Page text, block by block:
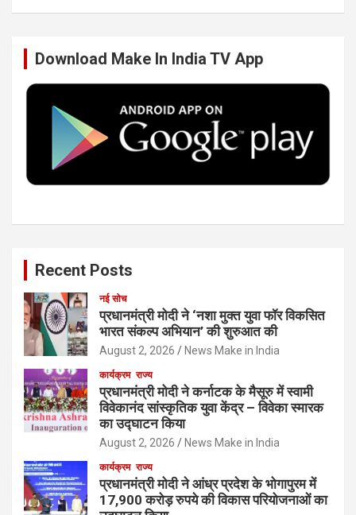
o
k
I
n
e
Download Make In India TV App
Recent Posts
नई सोच
प्रधानमंत्री मोदी ने ‘नशा मुक्त युवा फॉर विकसित
भारत संकल्प अभियान’ की शुरुआत की
August 2, 2026 News Make in India
कार्यक्रम राज्य
प्रधानमंत्री मोदी ने कर्नाटक के मैसूरु में स्वामी
विवेकानंद सांस्कृतिक युवा केंद्र – विवेका स्मारक
का उद्घाटन किया
August 2, 2026 News Make in India
कार्यक्रम राज्य
प्रधानमंत्री मोदी ने आंध्र प्रदेश के भोगापुरम में
17,900 करोड़ रुपये की विकास परियोजनाओं का